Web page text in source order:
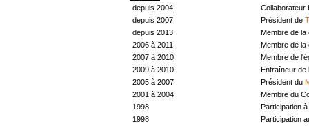
depuis 2004
Collaborateur
depuis 2007
Président de
depuis 2013
Membre de
2006 à 2011
Membre de
2007 à 2010
Membre de
2009 à 2010
Entraîneur de
2005 à 2007
Président du
2001 à 2004
Membre du
1998
Participation à
1998
Participation